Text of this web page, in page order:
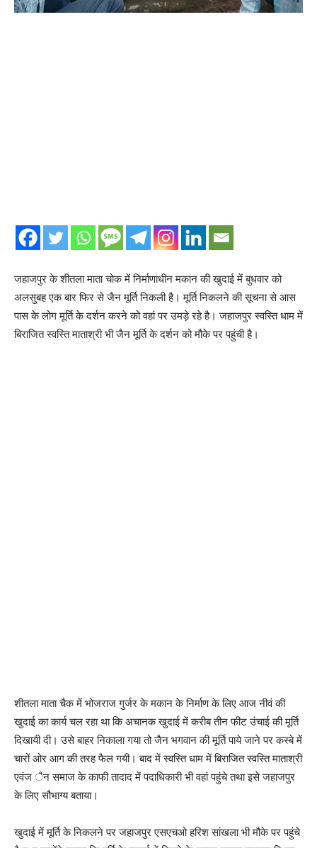
जहाजपुर के शीतला माता चोक में निर्माणाधीन मकान की खुदाई में बुधवार को
अलसुबह एक बार फिर से जैन मूर्ति निकली है। मूर्ति निकलने की सूचना से आस
पास के लोग मूर्ति के दर्शन करने को वहां पर उमड़े रहे है। जहाजपुर स्वस्ति धाम में
बिराजित स्वस्ति माताश्री भी जैन मूर्ति के दर्शन को मौके पर पहुंची है।
शीतला माता चैक में भोजराज गुर्जर के मकान के निर्माण के लिए आज नीवं की
खुदाई का कार्य चल रहा था कि अचानक खुदाई में करीब तीन फीट उंचाई की मूर्ति
दिखायी दी। उसे बाहर निकाला गया तो जैन भगवान की मूर्ति पाये जाने पर कस्बे में
चारों ओर आग की तरह फैल गयी। बाद में स्वस्ति धाम में बिराजित स्वस्ति माताश्री
एवंज ैन समाज के काफी तादाद में पदाधिकारी भी वहां पहुंचे तथा इसे जहाजपुर
के लिए सौभाग्य बताया।
खुदाई में मूर्ति के निकलने पर जहाजपुर एसएचओ हरिश सांखला भी मौके पर पहुंचे